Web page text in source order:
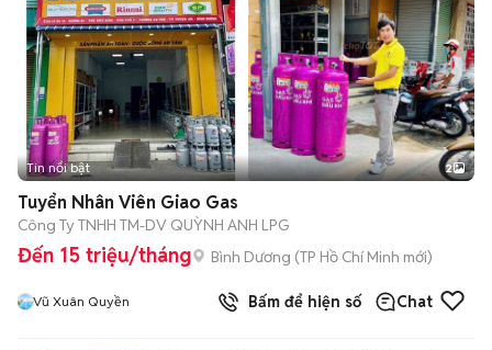
Tin nổi bật 2
Tuyển Nhân Viên Giao Gas
Công Ty TNHH TM-DV QUỲNH ANH LPG
Đến 15 triệu/tháng Bình Dương (TP Hồ Chí Minh mới)
Vũ Xuân Quyền Bấm để hiện số Chat